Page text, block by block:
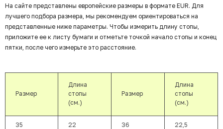
На сайте представлены европейские размеры в формате EUR. Для
лучшего подбора размера, мы рекомендуем ориентироваться на
представленные ниже параметры. Чтобы измерить длину стопы,
приложите ее к листу бумаги и отметьте точкой начало стопы и конец
пятки, после чего измерьте это расстояние.
Размер
Длина
стопы
(см.)
Размер
Длина
стопы
(см.)
35 22 36 22,5